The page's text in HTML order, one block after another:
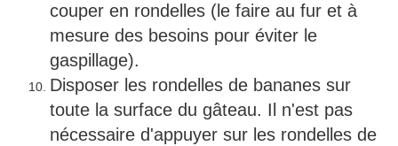
couper en rondelles (le faire au fur et à
mesure des besoins pour éviter le
gaspillage).
Disposer les rondelles de bananes sur
toute la surface du gâteau. Il n'est pas
nécessaire d'appuyer sur les rondelles de